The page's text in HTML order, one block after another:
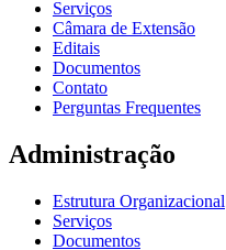
Serviços
Câmara de Extensão
Editais
Documentos
Contato
Perguntas Frequentes
Administração
Estrutura Organizacional
Serviços
Documentos